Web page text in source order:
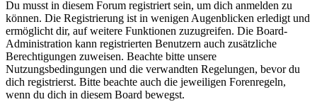
Du musst in diesem Forum registriert sein, um dich anmelden zu
können. Die Registrierung ist in wenigen Augenblicken erledigt und
ermöglicht dir, auf weitere Funktionen zuzugreifen. Die Board-
Administration kann registrierten Benutzern auch zusätzliche
Berechtigungen zuweisen. Beachte bitte unsere
Nutzungsbedingungen und die verwandten Regelungen, bevor du
dich registrierst. Bitte beachte auch die jeweiligen Forenregeln,
wenn du dich in diesem Board bewegst.